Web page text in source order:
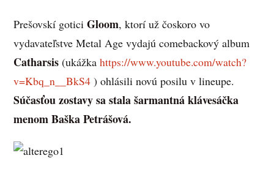
Prešovskí gotici Gloom, ktorí už čoskoro vo
vydavateľstve Metal Age vydajú comebackový album
Catharsis(ukážka https://www.youtube.com/watch?
v=Kbq_n__BkS4) ohlásili novú posilu v lineupe.
Súčasťou zostavy sa stala šarmantná klávesáčka
menom Baška Petrášová.